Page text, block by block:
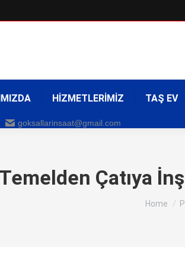
HİZMETLERİMİZ TAŞ EV
goksallarinsaat@gmail.com
Temelden Çatıya
You are
Home